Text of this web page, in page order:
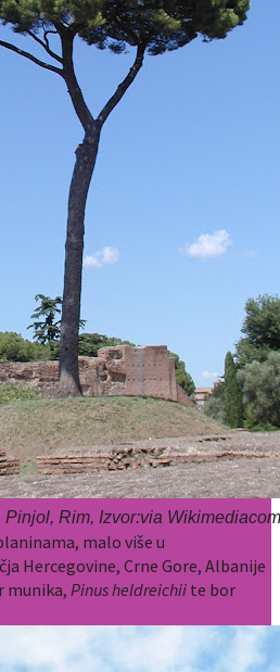
Pinjol, Rim, Izvor:via
malo više u
Hercegovine, Crne Gore, Albanije
munika, Pinus heldreichii te bor